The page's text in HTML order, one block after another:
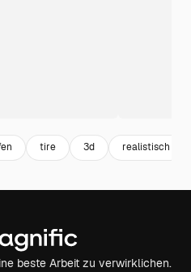
tire 3d realistisch
beste Arbeit zu verwirklichen.